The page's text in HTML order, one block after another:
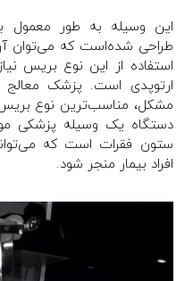
این وسیله به طور معمول
طراحی شده‌است که می‌توان آن
استفاده از این نوع بریس
ارتوپدی است. پزشک
مشکل، مناسب‌ترین نوع بریس
دستگاه یک وسیله پزشکی
ستون فقرات است که
افراد بیمار منجر شود.